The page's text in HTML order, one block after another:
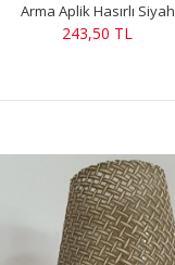
Arma Aplik Hasırlı Siyah
243,50 TL